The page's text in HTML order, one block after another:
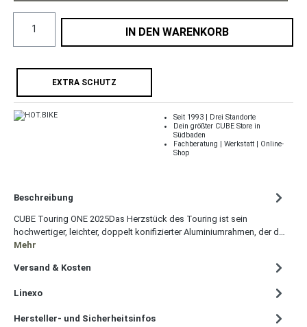
IN DEN WARENKORB
EXTRA SCHUTZ
Seit 1993 | Drei Standorte
Dein größter CUBE Store in
Südbaden
Fachberatung | Werkstatt | Online-
Shop
Beschreibung
CUBE Touring ONE 2025Das Herzstück des Touring ist sein
hochwertiger, leichter, doppelt konifizierter Aluminiumrahmen, der d…
Mehr
Versand & Kosten
Linexo
Hersteller- und Sicherheitsinfos